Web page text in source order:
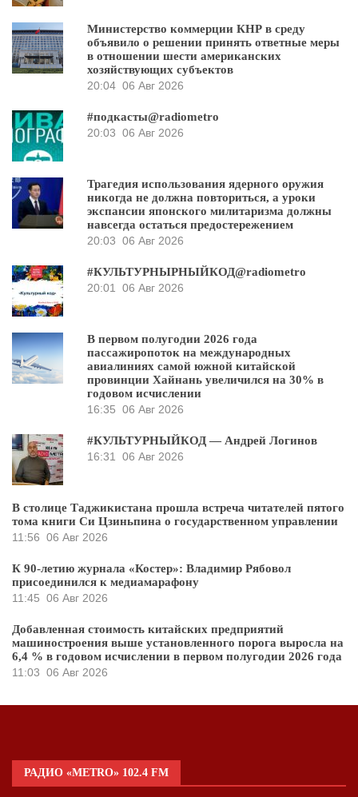
Министерство коммерции КНР в среду
объявило о решении принять ответные меры
в отношении шести американских
хозяйствующих субъектов
20:04 06 Авг 2026
#подкасты@radiometro
20:03 06 Авг 2026
Трагедия использования ядерного оружия
никогда не должна повториться, а уроки
экспансии японского милитаризма должны
навсегда остаться предостережением
20:03 06 Авг 2026
#КУЛЬТУРНЫРНЫЙКОД@radiometro
20:01
06 Авг 2026
В первом полугодии 2026 года
пассажиропоток на международных
авиалиниях самой южной китайской
провинции Хайнань увеличился на 30% в
годовом исчислении
16:35 06 Авг 2026
#КУЛЬТУРНЫЙКОД — Андрей Логинов
16:31
06 Авг 2026
В столице Таджикистана прошла встреча читателей пятого
тома книги Си Цзиньпина о государственном управлении
11:56 06 Авг 2026
К 90-летию журнала «Костер»: Владимир Рябовол
присоединился к медиамарафону
11:45 06 Авг 2026
Добавленная стоимость китайских предприятий
машиностроения выше установленного порога выросла на
6,4 % в годовом исчислении в первом полугодии 2026 года
11:03 06 Авг 2026
РАДИО «METRO» 102.4 FM